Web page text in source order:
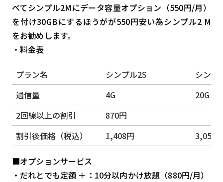
べてシンプル2Mにデータ容量オプション（550円/月）
を付け30GBにするほうがが550円安い為シンプル2 M
をお勧めします。
・料金表
プラン名 シンプル2S
シンプ
通信量
4G
20G
2回線以上の割引
870円
割引後価格（税込）
1,408円 3,058
■オプションサービス
・だれとでも定額 ＋：10分以内かけ放題（880円/月）